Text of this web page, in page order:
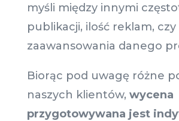
myśli między innymi
publikacji, ilość reklam,
zaawansowania danego
Biorąc pod uwagę różne
naszych klientów, wycena
przygotowywana jest